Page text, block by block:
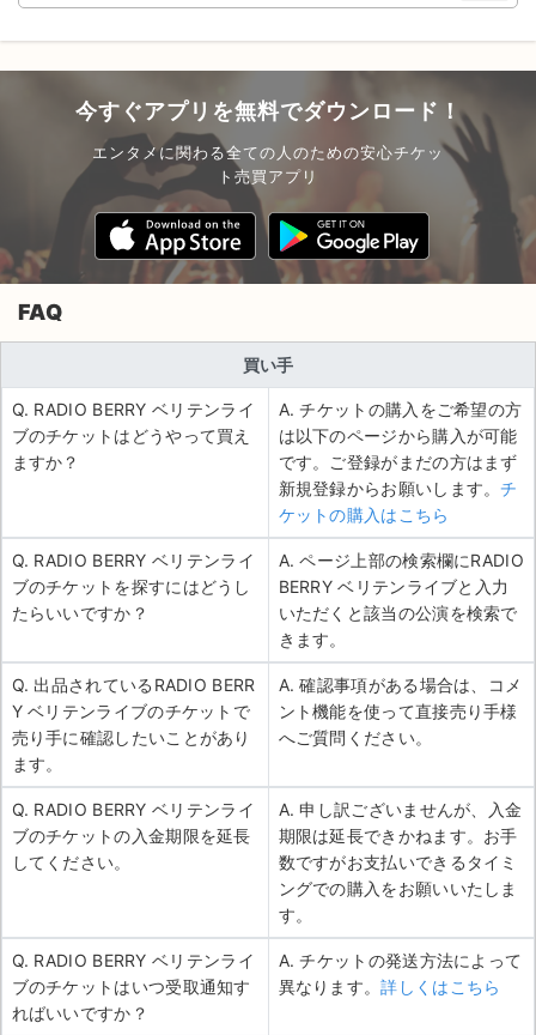
今すぐアプリを無料でダウンロード！
エンタメに関わる全ての人のための安心チケッ
ト売買アプリ
FAQ
買い手
Q. RADIO BERRY ベリテンライ
ブのチケットはどうやって買え
ますか？
A. チケットの購入をご希望の方
は以下のページから購入が可能
です。ご登録がまだの方はまず
新規登録からお願いします。チ
ケットの購入はこちら
Q. RADIO BERRY ベリテンライ
ブのチケットを探すにはどうし
たらいいですか？
A. ページ上部の検索欄にRADIO
BERRY ベリテンライブと入力
いただくと該当の公演を検索で
きます。
Q. 出品されているRADIO BERR
Y ベリテンライブのチケットで
売り手に確認したいことがあり
ます。
A. 確認事項がある場合は、コメ
ント機能を使って直接売り手様
へご質問ください。
Q. RADIO BERRY ベリテンライ
ブのチケットの入金期限を延長
してください。
A. 申し訳ございませんが、入金
期限は延長できかねます。お手
数ですがお支払いできるタイミ
ングでの購入をお願いいたしま
す。
Q. RADIO BERRY ベリテンライ
ブのチケットはいつ受取通知す
ればいいですか？
A. チケットの発送方法によって
異なります。詳しくはこちら